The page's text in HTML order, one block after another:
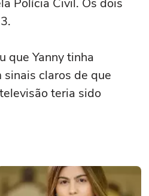
Polícia Civil. Os dois
que Yanny tinha
claros de que
teria sido